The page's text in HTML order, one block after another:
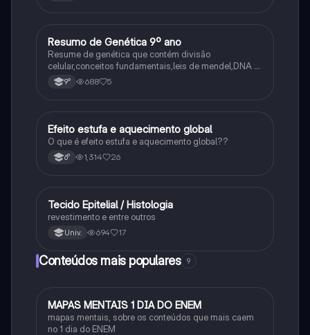
Ciência
Resumo de Genética 9º ano
Resume de genética que contém divisão
celular,conceitos fundamentais,leis de mendel,DNA e
RNA9° 688 5
Ciência
Efeito estufa e aquecimento global
O que é efeito estufa e aquecimento global??
6° 1,314 26
Ciência
Tecido Epitelial / Histologia
revestimento e entre outros
Univ. 694 17
Conteúdos mais populares 9
Português
MAPAS MENTAIS 1 DIA DO ENEM
mapas mentais, sobre os conteúdos que mais caem
no 1 dia do ENEM